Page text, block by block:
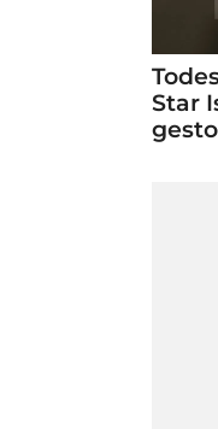
Star